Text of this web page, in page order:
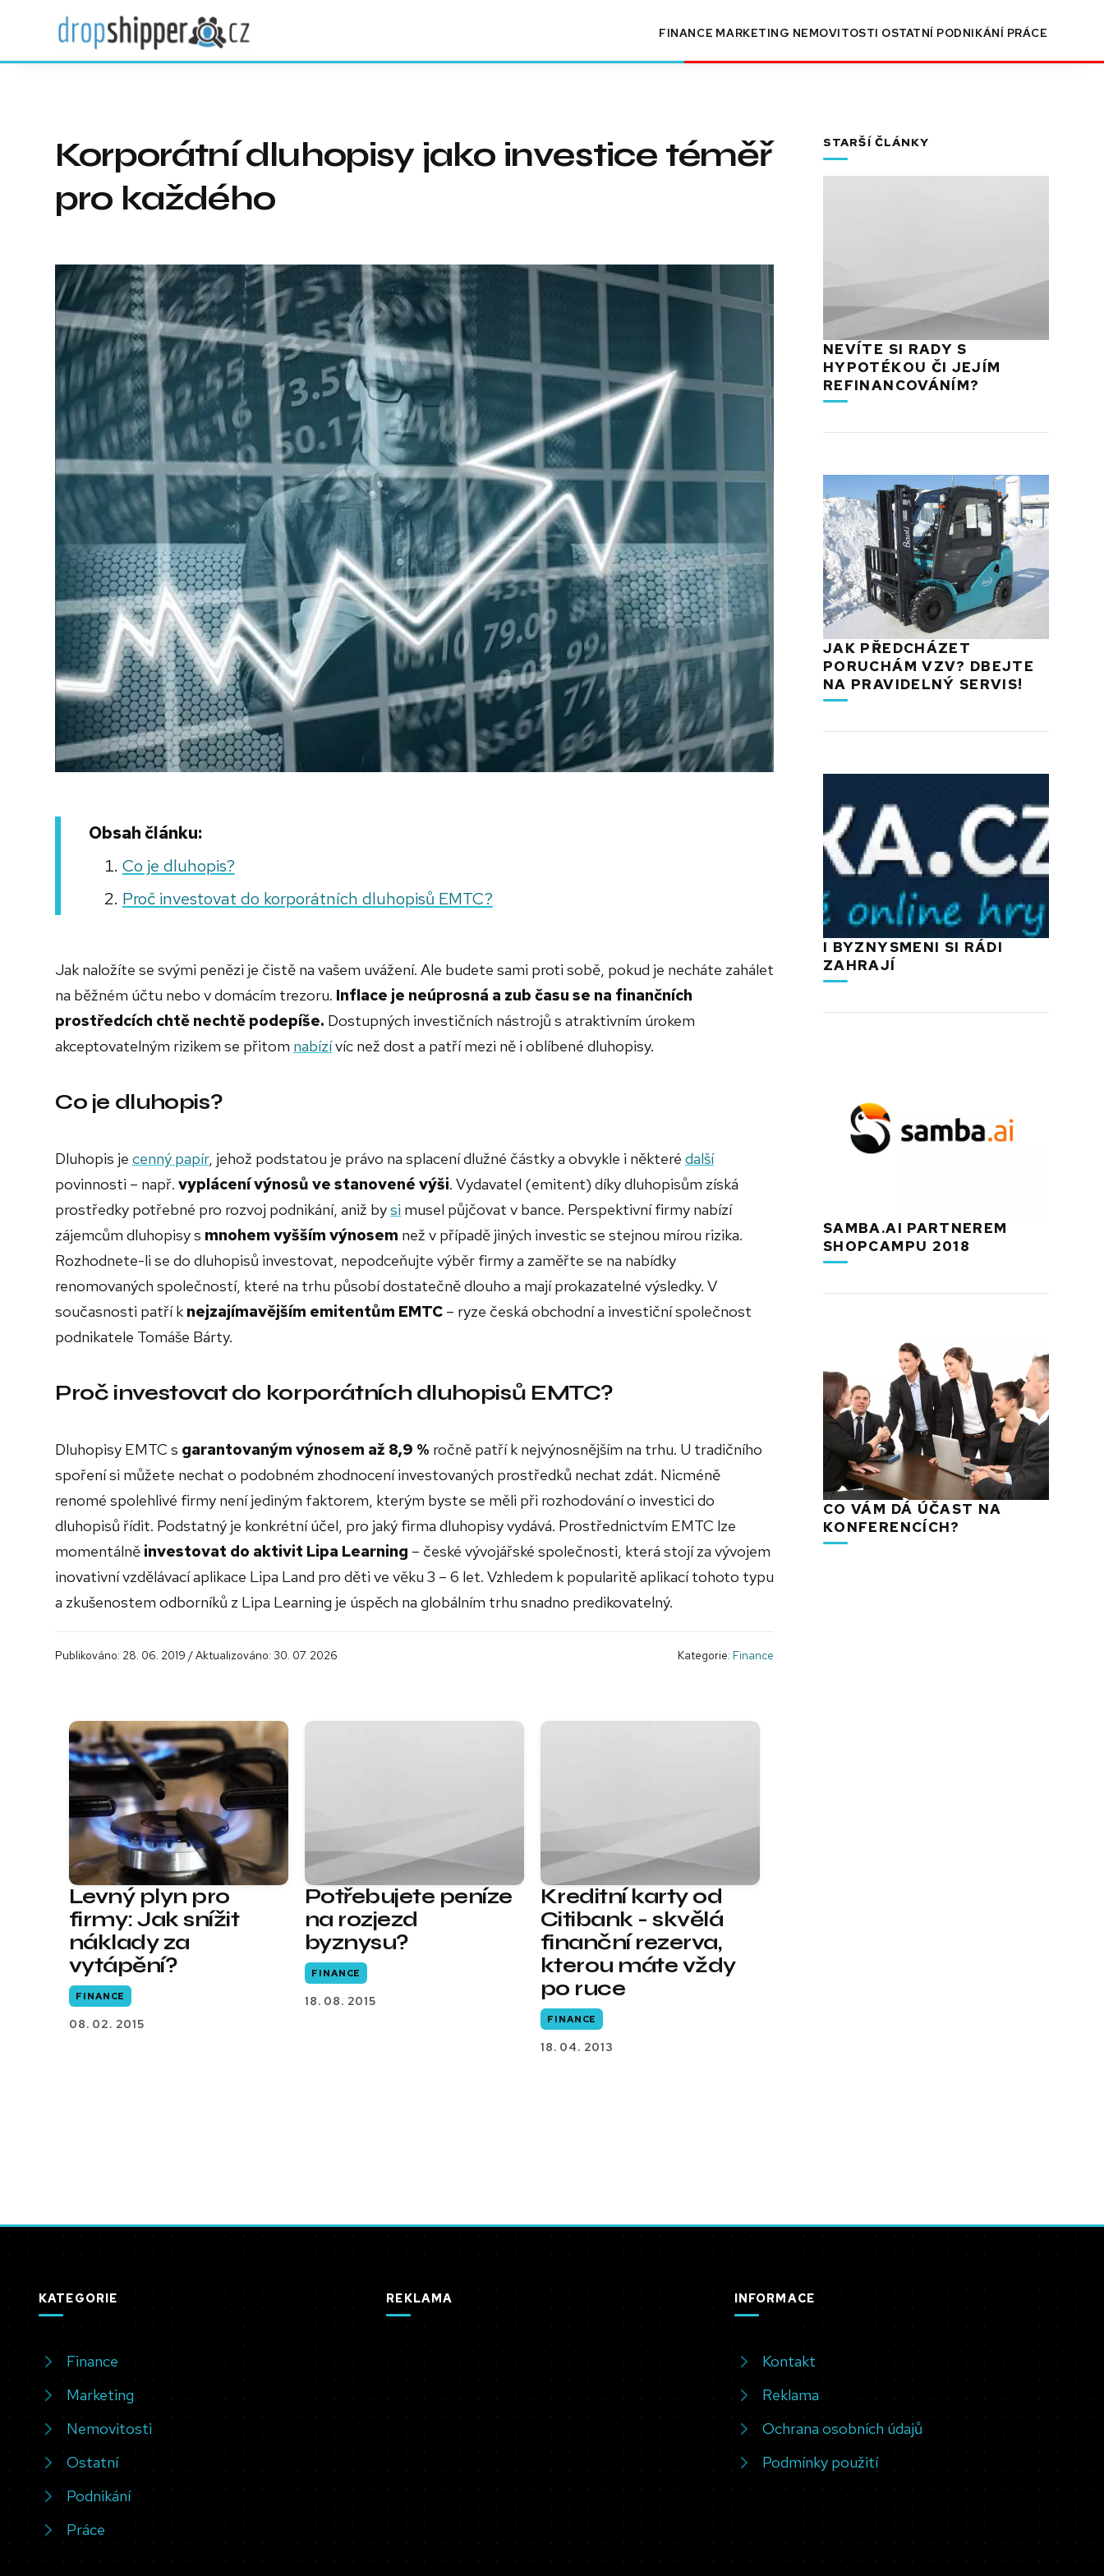
FINANCE MARKETING NEMOVITOSTI OSTATNÍ PODNIKÁNÍ PRÁCE
Korporátní dluhopisy jako investice téměř
pro každého
Obsah článku:
Co je dluhopis?
Proč investovat do korporátních dluhopisů EMTC?
Jak naložíte se svými penězi je čistě na vašem uvážení. Ale budete sami proti sobě, pokud je necháte zahálet
na běžném účtu nebo v domácím trezoru. Inflace je neúprosná a zub času se na finančních
prostředcích chtě nechtě podepíše. Dostupných investičních nástrojů s atraktivním úrokem
akceptovatelným rizikem se přitom nabízívíc než dost a patří mezi ně i oblíbené dluhopisy.
Co je dluhopis?
Dluhopis je cenný papír, jehož podstatou je právo na splacení dlužné částky a obvykle i některé další
povinnosti – např. vyplácení výnosů ve stanovené výši. Vydavatel (emitent) díky dluhopisům získá
prostředky potřebné pro rozvoj podnikání, aniž bysi musel půjčovat v bance. Perspektivní firmy nabízí
zájemcům dluhopisy s mnohem vyšším výnosem než v případě jiných investic se stejnou mírou rizika.
Rozhodnete-li se do dluhopisů investovat, nepodceňujte výběr firmy a zaměřte se na nabídky
renomovaných společností, které na trhu působí dostatečně dlouho a mají prokazatelné výsledky. V
současnosti patří k nejzajímavějším emitentům EMTC – ryze česká obchodní a investiční společnost
podnikatele Tomáše Bárty.
Proč investovat do korporátních dluhopisů EMTC?
Dluhopisy EMTC s garantovaným výnosem až 8,9 % ročně patří k nejvýnosnějším na trhu. U tradičního
spoření si můžete nechat o podobném zhodnocení investovaných prostředků nechat zdát. Nicméně
renomé spolehlivé firmy není jediným faktorem, kterým byste se měli při rozhodování o investici do
dluhopisů řídit. Podstatný je konkrétní účel, pro jaký firma dluhopisy vydává. Prostřednictvím EMTC lze
momentálně investovat do aktivit Lipa Learning – české vývojářské společnosti, která stojí za vývojem
inovativní vzdělávací aplikace Lipa Land pro děti ve věku 3 – 6 let. Vzhledem k popularitě aplikací tohoto typu
a zkušenostem odborníků z Lipa Learning je úspěch na globálním trhu snadno predikovatelný.
Publikováno: 28. 06. 2019 / Aktualizováno: 30. 07. 2026 Kategorie: Finance
Levný plyn pro
firmy: Jak snížit
náklady za
vytápění?
FINANCE
08. 02. 2015
Potřebujete peníze
na rozjezd
byznysu?
FINANCE
18. 08. 2015
Kreditní karty od
Citibank - skvělá
finanční rezerva,
kterou máte vždy
po ruce
FINANCE
18. 04. 2013
STARŠÍ ČLÁNKY
NEVÍTE SI RADY S
HYPOTÉKOU ČI JEJÍM
REFINANCOVÁNÍM?
JAK PŘEDCHÁZET
PORUCHÁM VZV? DBEJTE
NA PRAVIDELNÝ SERVIS!
I BYZNYSMENI SI RÁDI
ZAHRAJÍ
SAMBA.AI PARTNEREM
SHOPCAMPU 2018
CO VÁM DÁ ÚČAST NA
KONFERENCÍCH?
KATEGORIE
Finance
Marketing
Nemovitosti
Ostatní
Podnikání
Práce
REKLAMA INFORMACE
Kontakt
Reklama
Ochrana osobních údajů
Podmínky použití